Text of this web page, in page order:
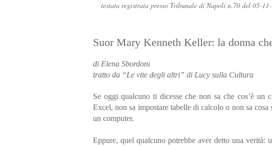
testata registrata presso Tribunale di Napoli n.70 del 05-
Suor Mary Kenneth Keller: la donna
di Elena Sbordoni
tratto da “Le vite degli altri” di Lucy sulla Cultura
Se oggi qualcuno ti dicesse che non sa che cos’è un
Excel, non sa impostare tabelle di calcolo o non sa
un computer.
Eppure, quel qualcuno potrebbe aver detto una verità: